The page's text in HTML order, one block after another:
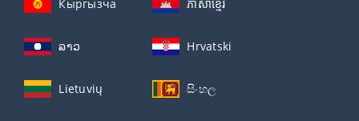
Кыргызча ភាសាខ្មែរ
ລາວ Hrvatski
Lietuvių සිංහල